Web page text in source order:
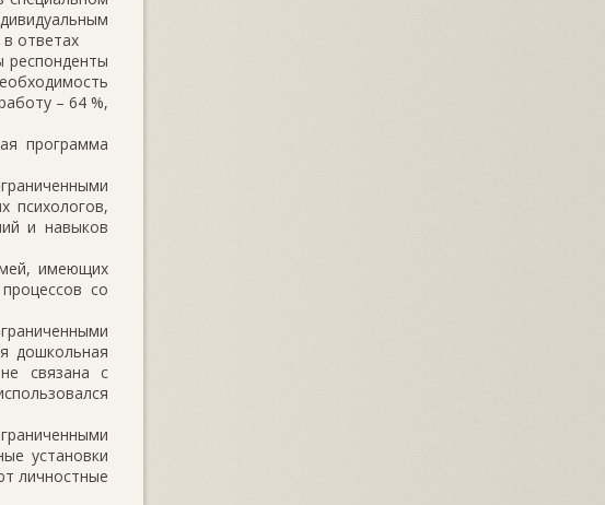
ответах
респонденты
– 64 %,
программа
психологов,
и навыков
имеющих
со
дошкольная
связана с
установки
личностные